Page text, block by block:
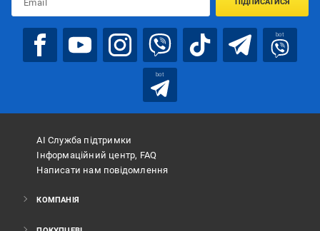
ходьбі клацання при ходьбі по підлозі(((, Пластикова основа
ПІДПИСАТИСЯ
bot
bot
АІ Служба підтримки
Інформаційний центр, FAQ
Написати нам повідомлення
КОМПАНІЯ